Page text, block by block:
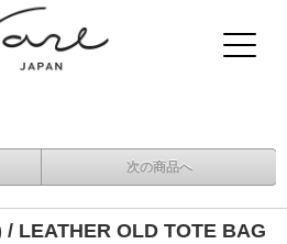
次の商品へ
/ LEATHER OLD TOTE BAG